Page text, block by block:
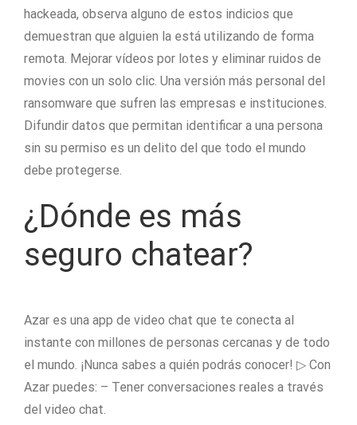
hackeada, observa alguno de estos indicios que
demuestran que alguien la está utilizando de forma
remota. Mejorar vídeos por lotes y eliminar ruidos de
movies con un solo clic. Una versión más personal del
ransomware que sufren las empresas e instituciones.
Difundir datos que permitan identificar a una persona
sin su permiso es un delito del que todo el mundo
debe protegerse.
¿Dónde es más
seguro chatear?
Azar es una app de video chat que te conecta al
instante con millones de personas cercanas y de todo
el mundo. ¡Nunca sabes a quién podrás conocer! ▷ Con
Azar puedes: – Tener conversaciones reales a través
del video chat.